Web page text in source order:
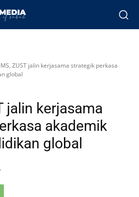
ZUST jalin kerjasama strategik perkasa
global
jalin kerjasama
akademik
global